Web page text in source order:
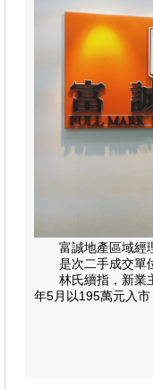
富誠地產區域經理
是次二手成交單位
林氏續指，新業主
年5月以195萬元入